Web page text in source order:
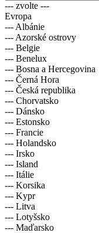
--- zvolte ---
Evropa
--- Albánie
--- Azorské ostrovy
--- Belgie
--- Benelux
--- Bosna a Hercegovina
--- Černá Hora
--- Česká republika
--- Chorvatsko
--- Dánsko
--- Estonsko
--- Francie
--- Holandsko
--- Irsko
--- Island
--- Itálie
--- Korsika
--- Kypr
--- Litva
--- Lotyšsko
--- Maďarsko